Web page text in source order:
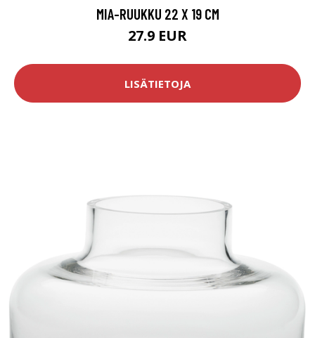
MIA-RUUKKU 22 X 19 CM
27.9 EUR
LISÄTIETOJA